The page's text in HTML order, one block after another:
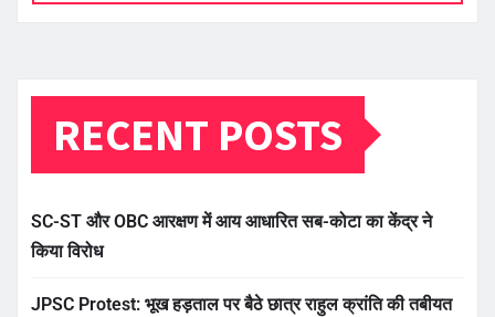
RECENT POSTS
SC-ST और OBC आरक्षण में आय आधारित सब-कोटा का केंद्र ने
किया विरोध
JPSC Protest: भूख हड़ताल पर बैठे छात्र राहुल क्रांति की तबीयत